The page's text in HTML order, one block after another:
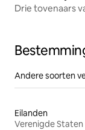
Drie tovenaars
Andere soorten
Eilanden
Verenigde Staten